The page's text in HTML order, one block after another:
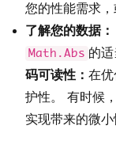
您的性能需求，
了解您的数据：
Math.Abs 的
码可读性： 在
护性。 有时候
实现带来的微小